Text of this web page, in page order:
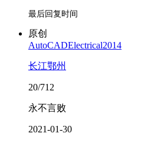
最后回复时间
原创
AutoCADElectrical2014
长江鄂州
20/712
永不言败
2021-01-30